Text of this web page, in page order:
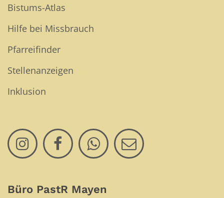
Bistums-Atlas
Hilfe bei Missbrauch
Pfarreifinder
Stellenanzeigen
Inklusion
Büro PastR Mayen